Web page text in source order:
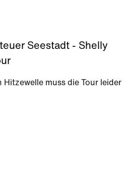
Seestadt - Shelly
muss die Tour leider